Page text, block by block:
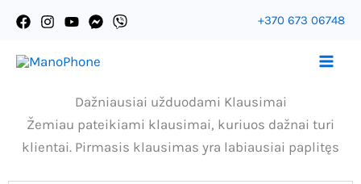
Pereiti
prie
turinio
+370 673 06748
Dažniausiai užduodami Klausimai
Žemiau pateikiami klausimai, kuriuos dažnai turi
klientai. Pirmasis klausimas yra labiausiai paplitęs